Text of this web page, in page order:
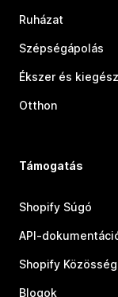
Ruházat
Szépségápolás
Ékszer és
Otthon
Támogatás
Shopify Súgó
API-
Shopify Közösség
Blogok